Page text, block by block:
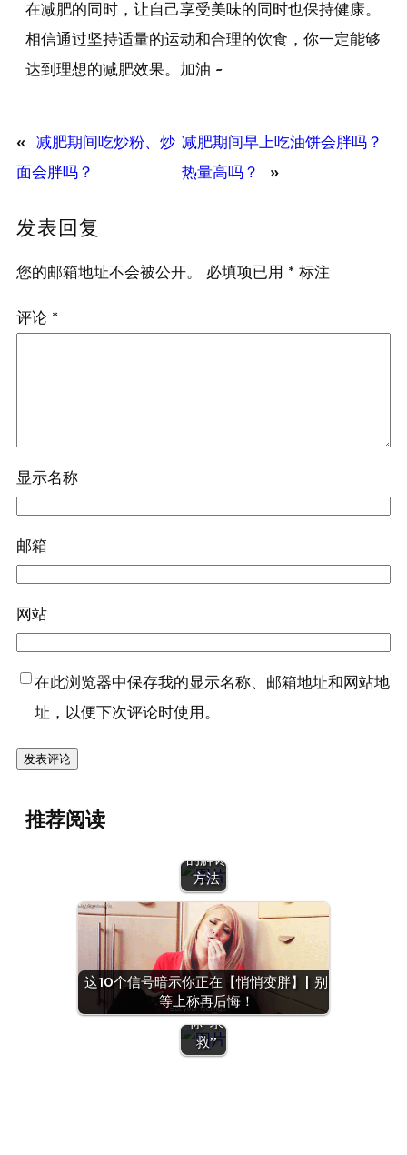
在减肥的同时，让自己享受美味的同时也保持健康。
相信通过坚持适量的运动和合理的饮食，你一定能够
达到理想的减肥效果。加油 ~
«
减肥期间吃炒粉、炒
面会胖吗？
减肥期间早上吃油饼会胖吗？
热量高吗？
»
发表回复
您的邮箱地址不会被公开。 必填项已用 * 标注
评论 *
显示名称
邮箱
网站
在此浏览器中保存我的显示名称、邮箱地址和网站地
址，以便下次评论时使用。
推荐阅读
的解馋
方法
这10个信号暗示你正在【悄悄变胖】| 别
等上称再后悔！
间想吃
宵夜怎
么办？
别急着
自我攻
击，可
能是身
体在向
你“求
救”